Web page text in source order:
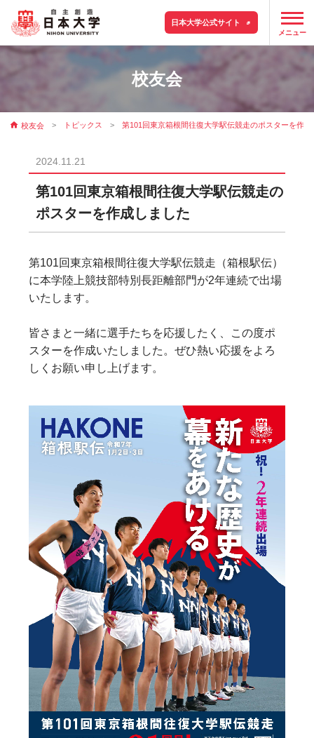
日本大学公式サイト
メニュー
校友会
校友会 トピックス 第101回東京箱根間往復大学駅伝競走のポスターを作成
2024.11.21
第101回東京箱根間往復大学駅伝競走の
ポスターを作成しました
第101回東京箱根間往復大学駅伝競走（箱根駅伝）
に本学陸上競技部特別長距離部門が2年連続で出場
いたします。
皆さまと一緒に選手たちを応援したく、この度ポ
スターを作成いたしました。ぜひ熱い応援をよろ
しくお願い申し上げます。